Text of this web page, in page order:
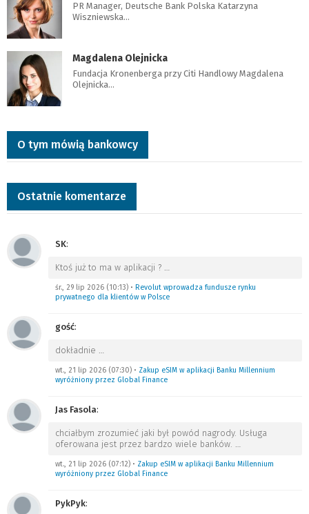
PR Manager, Deutsche Bank Polska Katarzyna
Wiszniewska…
Magdalena Olejnicka
Fundacja Kronenberga przy Citi Handlowy Magdalena
Olejnicka…
O tym mówią bankowcy
Ostatnie komentarze
SK:
Ktoś już to ma w aplikacji ? …
śr., 29 lip 2026 (10:13) • Revolut wprowadza fundusze rynku
prywatnego dla klientów w Polsce
gość:
dokładnie …
wt., 21 lip 2026 (07:30) • Zakup eSIM w aplikacji Banku Millennium
wyróżniony przez Global Finance
Jas Fasola:
chciałbym zrozumieć jaki był powód nagrody. Usługa
oferowana jest przez bardzo wiele banków. …
wt., 21 lip 2026 (07:12) • Zakup eSIM w aplikacji Banku Millennium
wyróżniony przez Global Finance
PykPyk: